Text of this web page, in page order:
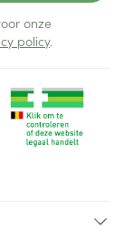
onze
policy.